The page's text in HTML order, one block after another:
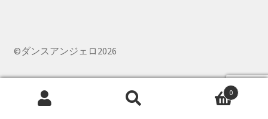
©ダンスアンジェロ2026
0